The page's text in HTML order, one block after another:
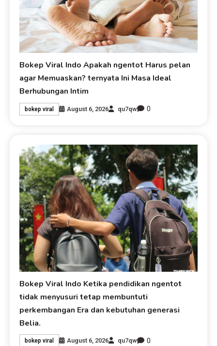
Bokep Viral Indo Apakah ngentot Harus pelan
agar Memuaskan? ternyata Ini Masa Ideal
Berhubungan Intim
bokep viral August 6, 2026 qu7qw 0
Bokep Viral Indo Ketika pendidikan ngentot
tidak menyusuri tetap membuntuti
perkembangan Era dan kebutuhan generasi
Belia.
bokep viral August 6, 2026 qu7qw 0